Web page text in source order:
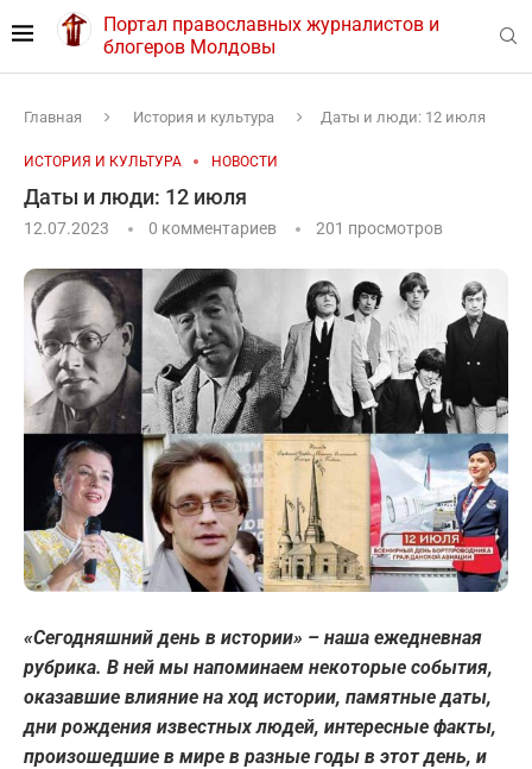
Портал православных журналистов и
блогеров Молдовы
Главная История и культура Даты и люди: 12 июля
ИСТОРИЯ И КУЛЬТУРА НОВОСТИ
Даты и люди: 12 июля
12.07.2023 0 комментариев 201 просмотров
«Сегодняшний день в истории» – наша ежедневная
рубрика. В ней мы напоминаем некоторые события,
оказавшие влияние на ход истории, памятные даты,
дни рождения известных людей, интересные факты,
произошедшие в мире в разные годы в этот день, и